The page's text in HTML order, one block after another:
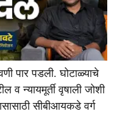
पार पडली. घोटाळ्याचे
व न्यायमूर्ती वृषाली जोशी
सीबीआयकडे वर्ग